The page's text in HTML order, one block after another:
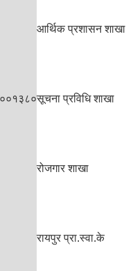
आर्थिक प्रशासन शाखा
सूचना प्रविधि शाखा
रोजगार शाखा
रायपुर प्रा.स्वा.के